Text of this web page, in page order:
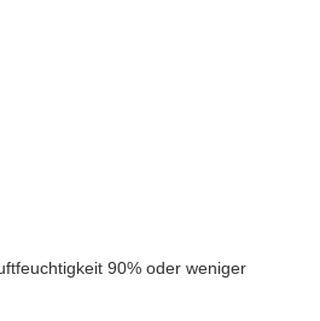
90% oder weniger